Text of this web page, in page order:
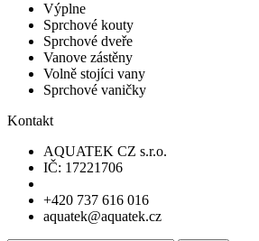
Výplne
Sprchové kouty
Sprchové dveře
Vanove zástěny
Volně stojíci vany
Sprchové vaničky
Kontakt
AQUATEK CZ s.r.o.
IČ: 17221706
+420 737 616 016
aquatek@aquatek.cz